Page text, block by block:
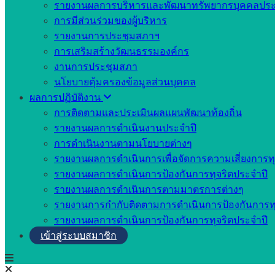
รายงานผลการบริหารและพัฒนาทรัพยากรบุคคลปร
การมีส่วนร่วมของผู้บริหาร
รายงานการประชุมสภาฯ
การเสริมสร้างวัฒนธรรมองค์กร
งานการประชุมสภา
นโยบายคุ้มครองข้อมูลส่วนบุคคล
ผลการปฏิบัติงาน
การติดตามและประเมินผลแผนพัฒนาท้องถิ่น
รายงานผลการดำเนินงานประจำปี
การดำเนินงานตามนโยบายต่างๆ
รายงานผลการดำเนินการเพื่อจัดการความเสี่ยงการ
รายงานผลการดำเนินการป้องกันการทุจริตประจำปี
รายงานผลการดำเนินการตามมาตรการต่างๆ
รายงานการกำกับติดตามการดำเนินการป้องกันการ
รายงานผลการดำเนินการป้องกันการทุจริตประจำปี
เข้าสู่ระบบสมาชิก